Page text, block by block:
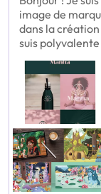
image de
dans la
suis